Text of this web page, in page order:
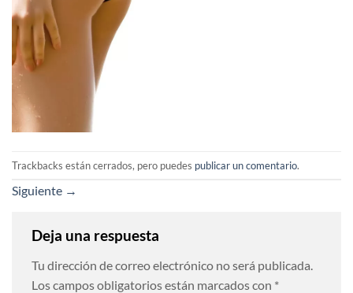
Trackbacks están cerrados, pero puedes publicar un comentario.
Siguiente →
Deja una respuesta
Tu dirección de correo electrónico no será publicada.
Los campos obligatorios están marcados con *